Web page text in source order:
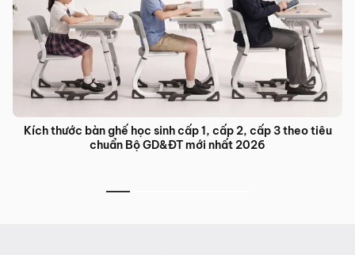
Kích thước bàn ghế học sinh cấp 1, cấp 2, cấp 3 theo tiêu
chuẩn Bộ GD&ĐT mới nhất 2026